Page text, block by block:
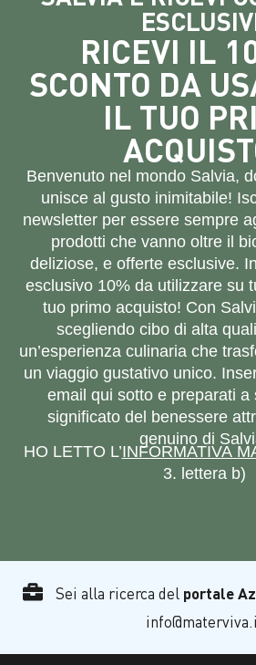
RICEVI IL
SCONTO DA
IL TUO
Benvenuto nel mondo Salvia,
unisce al gusto inimitabile!
newsletter per essere sempre
prodotti che vanno oltre il
deliziose, e offerte esclusive.
esclusivo 10% da utilizzare su
tuo primo acquisto! Con
scegliendo cibo di alta
un’esperienza culinaria che
un viaggio gustativo unico.
email qui sotto e preparati a
significato del benessere
genuino di
HO LETTO L’INFORMATIVA
3. lettera b)
Sei alla ricerca del portale